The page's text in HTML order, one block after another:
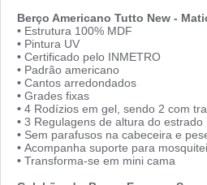
Berço Americano Tutto New -
• Estrutura 100% MDF
• Pintura UV
• Certificado pelo INMETRO
• Padrão americano
• Cantos arredondados
• Grades fixas
• 4 Rodízios em gel, sendo 2 com
• 3 Regulagens de altura do estrado
• Sem parafusos na cabeceira e
• Acompanha suporte para
• Transforma-se em mini cama